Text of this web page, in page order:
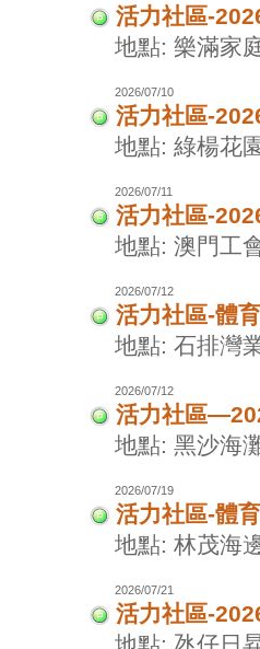
活力社區-
地點: 樂滿家
2026/07/10
活力社區-
地點: 綠楊花
2026/07/11
活力社區-
地點: 澳門工
2026/07/12
活力社區-體
地點: 石排灣
2026/07/12
活力社區
地點: 黑沙海
2026/07/19
活力社區-體
地點: 林茂海
2026/07/21
活力社區-